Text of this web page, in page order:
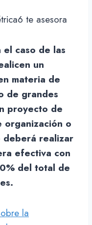
el caso de las
un
materia de
de grandes
proyecto de
organización o
deberá realizar
efectiva con
del total de
la